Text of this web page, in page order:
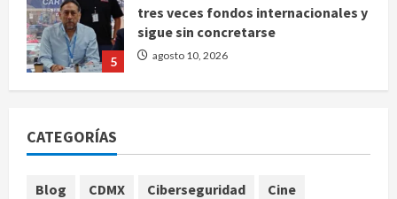
5
tres veces fondos internacionales y
sigue sin concretarse
agosto 10, 2026
CATEGORÍAS
Blog CDMX Ciberseguridad
Cine